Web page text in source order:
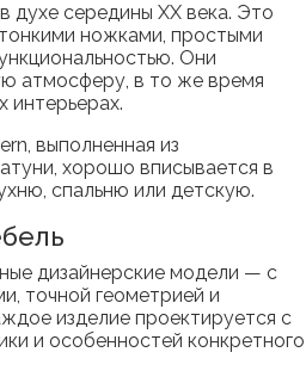
середины XX века. Это
ножками, простыми
Они
атмосферу, в то же время
интерьерах.
выполненная из
хорошо вписывается в
спальню или детскую.
дизайнерские модели — с
точной геометрией и
изделие проектируется с
и особенностей конкретного